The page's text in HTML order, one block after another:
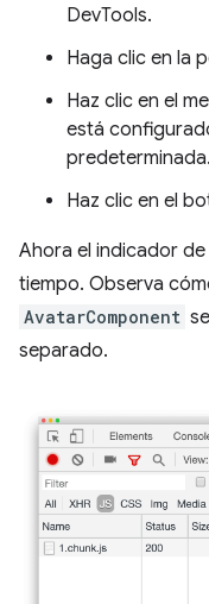
DevTools.
Haga clic en la
Haz clic en el
está
Haz clic en el
Ahora el indicador
tiempo. Observa
AvatarComponent
separado.